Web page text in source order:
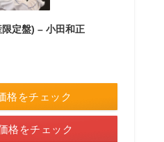
定盤) – 小田和正
格をチェック
格をチェック